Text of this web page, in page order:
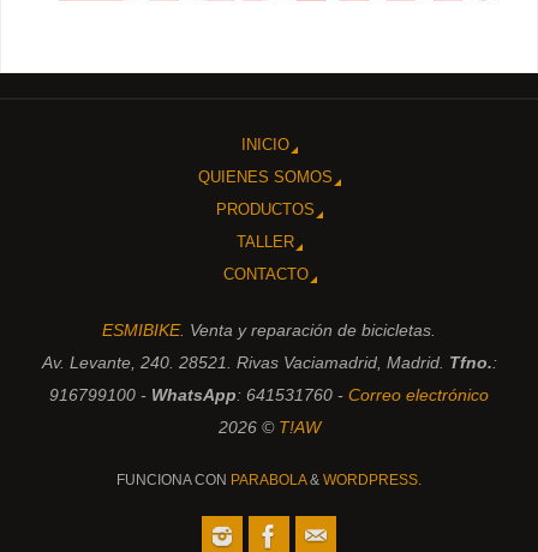
INICIO
QUIENES SOMOS
PRODUCTOS
TALLER
CONTACTO
ESMIBIKE. Venta y reparación de bicicletas.
Av. Levante, 240. 28521. Rivas Vaciamadrid, Madrid. Tfno.:
916799100 - WhatsApp: 641531760 - Correo electrónico
2026 © T!AW
FUNCIONA CON PARABOLA& WORDPRESS.